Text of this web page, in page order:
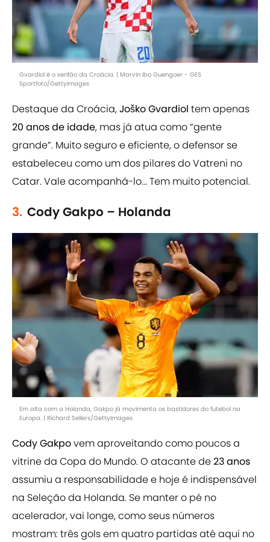
Gvardiol é o xerifão da Croácia. | Marvin Ibo Guengoer - GES
Sportfoto/GettyImages
Destaque da Croácia,Joško Gvardiol tem apenas
20 anosde idade, mas já atua como “gente
grande”. Muito seguro e eficiente, o defensor se
estabeleceu como um dos pilares do Vatreni no
Catar. Vale acompanhá-lo... Tem muito potencial.
3. Cody Gakpo – Holanda
Em alta com a Holanda, Gakpo já movimenta os bastidores do futebol na
Europa. | Richard Sellers/GettyImages
Cody Gakpovem aproveitando como poucos a
vitrine da Copa do Mundo. O atacante de23 anos
assumiu a responsabilidade e hoje é indispensável
na Seleção da Holanda. Se manter o pé no
acelerador, vai longe, como seus números
mostram: três gols em quatro partidas até aqui no